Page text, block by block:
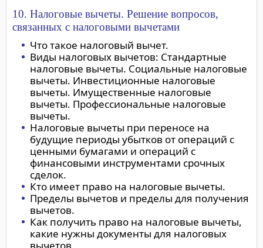
10. Налоговые вычеты. Решение вопросов,
связанных с налоговыми вычетами
Что такое налоговый вычет.
Виды налоговых вычетов: Стандартные
налоговые вычеты. Социальные налоговые
вычеты. Инвестиционные налоговые
вычеты. Имущественные налоговые
вычеты. Профессиональные налоговые
вычеты.
Налоговые вычеты при переносе на
будущие периоды убытков от операций с
ценными бумагами и операций с
финансовыми инструментами срочных
сделок.
Кто имеет право на налоговые вычеты.
Пределы вычетов и пределы для получения
вычетов.
Как получить право на налоговые вычеты,
какие нужны документы для налоговых